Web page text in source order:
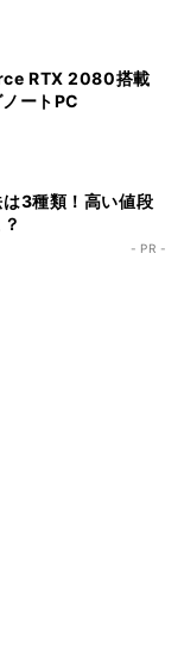
RTX 2080搭載
ートPC
3種類！高い値段
- PR -